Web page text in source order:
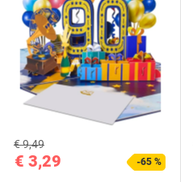
€ 3,29
€ 9,49
-65 %